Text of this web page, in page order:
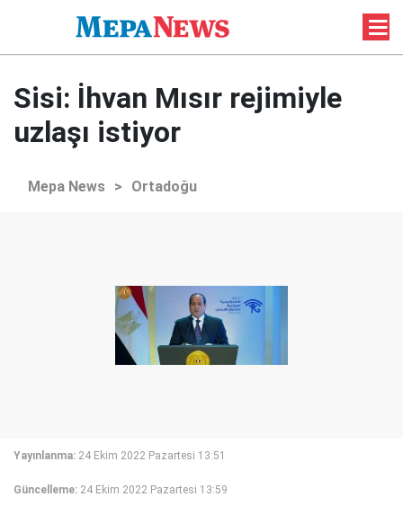
Sisi: İhvan Mısır rejimiyle
uzlaşı istiyor
Mepa News > Ortadoğu
Yayınlanma: 24 Ekim 2022 Pazartesi 13:51
Güncelleme: 24 Ekim 2022 Pazartesi 13:59